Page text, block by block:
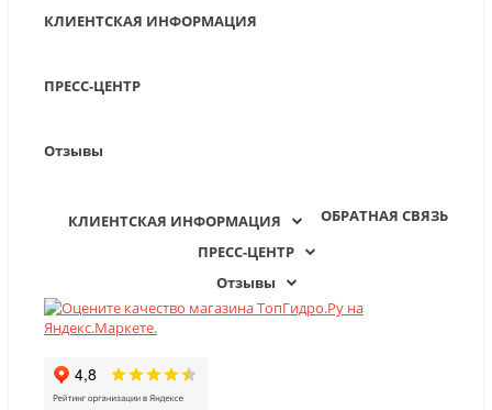
КЛИЕНТСКАЯ ИНФОРМАЦИЯ
ПРЕСС-ЦЕНТР
Отзывы
ОБРАТНАЯ СВЯЗЬ
КЛИЕНТСКАЯ ИНФОРМАЦИЯ
ПРЕСС-ЦЕНТР
Отзывы